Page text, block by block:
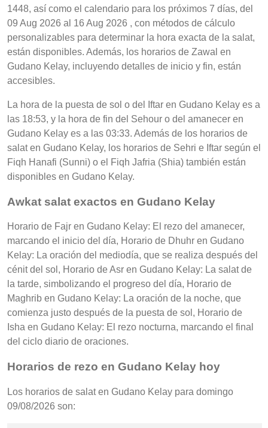
1448, así como el calendario para los próximos 7 días, del
09 Aug 2026 al 16 Aug 2026 , con métodos de cálculo
personalizables para determinar la hora exacta de la salat,
están disponibles. Además, los horarios de Zawal en
Gudano Kelay, incluyendo detalles de inicio y fin, están
accesibles.
La hora de la puesta de sol o del Iftar en Gudano Kelay es a
las 18:53, y la hora de fin del Sehour o del amanecer en
Gudano Kelay es a las 03:33. Además de los horarios de
salat en Gudano Kelay, los horarios de Sehri e Iftar según el
Fiqh Hanafi (Sunni) o el Fiqh Jafria (Shia) también están
disponibles en Gudano Kelay.
Awkat salat exactos en Gudano Kelay
Horario de Fajr en Gudano Kelay: El rezo del amanecer,
marcando el inicio del día, Horario de Dhuhr en Gudano
Kelay: La oración del mediodía, que se realiza después del
cénit del sol, Horario de Asr en Gudano Kelay: La salat de
la tarde, simbolizando el progreso del día, Horario de
Maghrib en Gudano Kelay: La oración de la noche, que
comienza justo después de la puesta de sol, Horario de
Isha en Gudano Kelay: El rezo nocturna, marcando el final
del ciclo diario de oraciones.
Horarios de rezo en Gudano Kelay hoy
Los horarios de salat en Gudano Kelay para domingo
09/08/2026 son: